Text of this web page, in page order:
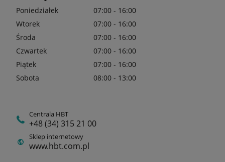
Poniedziałek
07:00 - 16:00
Wtorek
07:00 - 16:00
Środa
07:00 - 16:00
Czwartek
07:00 - 16:00
Piątek
07:00 - 16:00
Sobota
08:00 - 13:00
Centrala HBT
+48 (34) 315 21 00
Sklep internetowy
www.hbt.com.pl